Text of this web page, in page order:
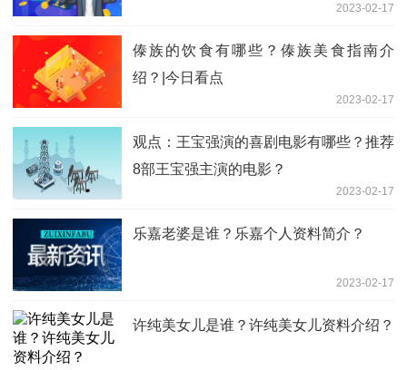
2023-02-17
傣族的饮食有哪些？傣族美食指南介
绍？|今日看点
2023-02-17
观点：王宝强演的喜剧电影有哪些？推荐
8部王宝强主演的电影？
2023-02-17
乐嘉老婆是谁？乐嘉个人资料简介？
2023-02-17
许纯美女儿是谁？许纯美女儿资料介绍？